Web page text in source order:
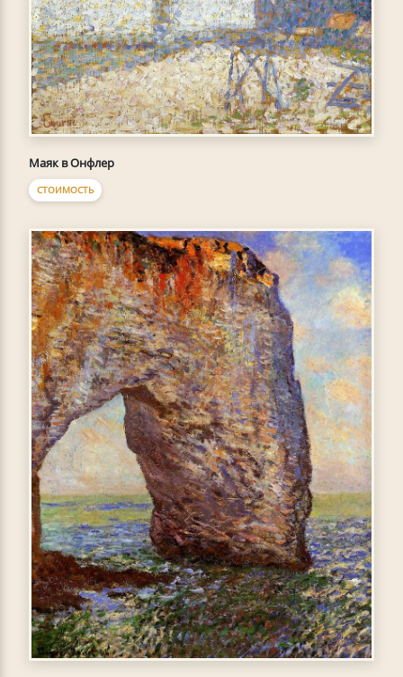
Маяк в Онфлер
СТОИМОСТЬ